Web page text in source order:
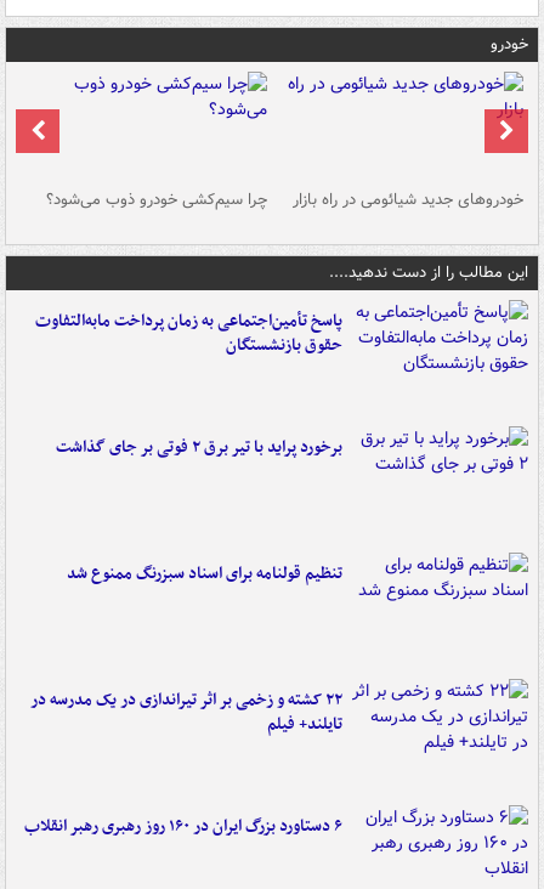
خودرو
خودروهای جدید شیائومی در راه بازار چرا سیم‌کشی خودرو ذوب می‌شود؟
این مطالب را از دست ندهید....
پاسخ تأمین‌اجتماعی به زمان پرداخت مابه‌التفاوت
حقوق بازنشستگان
برخورد پراید با تیر برق ۲ فوتی بر جای گذاشت
تنظیم قولنامه برای اسناد سبزرنگ ممنوع شد
۲۲ کشته و زخمی بر اثر تیراندازی در یک مدرسه در
تایلند+ فیلم
۶ دستاورد بزرگ ایران در ۱۶۰ روز رهبری رهبر انقلاب